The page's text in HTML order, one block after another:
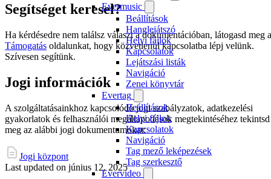
Evermusic
Beállítások
Hanglejátszó
Helyi fájlok
Kapcsolatok
Lejátszási listák
Navigáció
Zenei könyvtár
Evertag
Beállítások
Helyi fájlok
Kapcsolatok
Navigáció
Tag mező leképezések
Tag szerkesztő
Evervideo
Segítséget keresel?
Ha kérdésedre nem találsz választ a dokumentációban, látogasd meg a
Támogatás oldalunkat, hogy közvetlenül kapcsolatba lépj velünk.
Szívesen segítünk.
Jogi információk
A szolgáltatásainkhoz kapcsolódó jogi szabályzatok, adatkezelési
gyakorlatok és felhasználói megállapodások megtekintéséhez tekintsd
meg az alábbi jogi dokumentumokat:
Jogi központ
Last updated on június 12, 2025